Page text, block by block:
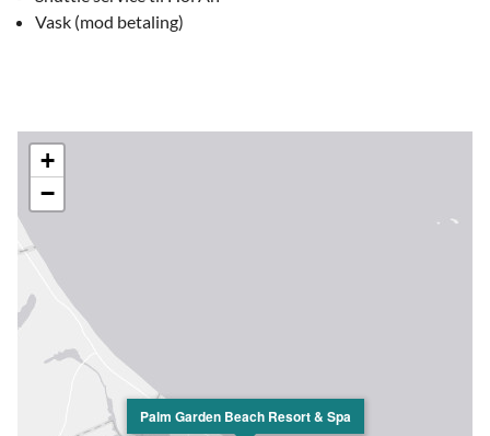
Vask (mod betaling)
Palm Garden Beach Resort & Spa
+
−